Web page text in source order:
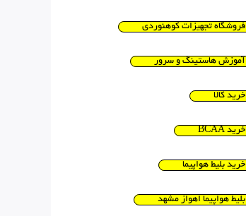
فروشگاه تجهیزات کوهنوردی
آموزش هاستینگ و سرور
خرید کالا
خرید BCAA
خرید بلیط هواپیما
بلیط هواپیما اهواز مشهد